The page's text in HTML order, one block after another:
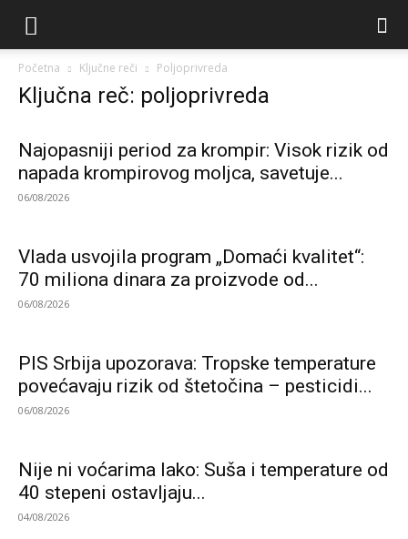
Početna Ključne reči Poljoprivreda
Ključna reč: poljoprivreda
Najopasniji period za krompir: Visok rizik od
napada krompirovog moljca, savetuje...
06/08/2026
Vlada usvojila program „Domaći kvalitet“:
70 miliona dinara za proizvode od...
06/08/2026
PIS Srbija upozorava: Tropske temperature
povećavaju rizik od štetočina – pesticidi...
06/08/2026
Nije ni voćarima lako: Suša i temperature od
40 stepeni ostavljaju...
04/08/2026